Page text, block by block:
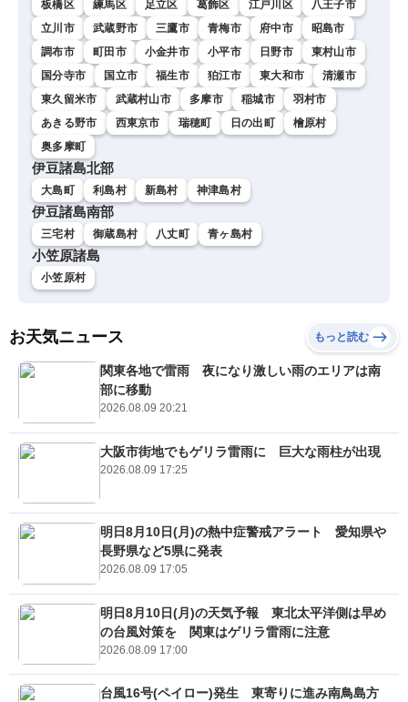
板橋区 練馬区 足立区 葛飾区 江戸川区
八王子市
立川市
武蔵野市 三鷹市 青梅市 府中市
昭島市
調布市
町田市 小金井市 小平市 日野市
東村山市
国分寺市
国立市 福生市 狛江市 東大和市
清瀬市
東久留米市
武蔵村山市 多摩市 稲城市
羽村市
あきる野市
西東京市 瑞穂町 日の出町
檜原村
奥多摩町
伊豆諸島北部
大島町 利島村 新島村 神津島村
伊豆諸島南部
三宅村 御蔵島村 八丈町 青ヶ島村
小笠原諸島
小笠原村
お天気ニュース もっと読む
関東各地で雷雨 夜になり激しい雨のエリアは南
部に移動
2026.08.09 20:21
大阪市街地でもゲリラ雷雨に 巨大な雨柱が出現
2026.08.09 17:25
明日8月10日(月)の熱中症警戒アラート 愛知県や
長野県など5県に発表
2026.08.09 17:05
明日8月10日(月)の天気予報 東北太平洋側は早め
の台風対策を 関東はゲリラ雷雨に注意
2026.08.09 17:00
台風16号(ペイロー)発生 東寄りに進み南鳥島方